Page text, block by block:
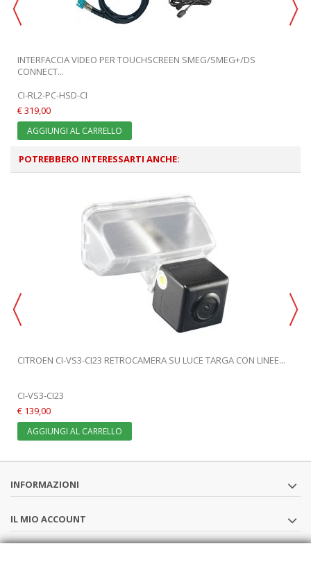
INTERFACCIA VIDEO PER TOUCHSCREEN SMEG/SMEG+/DS
CONNECT...
CI-RL2-PC-HSD-CI
€ 319,00
AGGIUNGI AL CARRELLO
POTREBBERO INTERESSARTI ANCHE:
CITROEN CI-VS3-CI23 RETROCAMERA SU LUCE TARGA CON LINEE...
CI-VS3-CI23
€ 139,00
AGGIUNGI AL CARRELLO
INFORMAZIONI
IL MIO ACCOUNT